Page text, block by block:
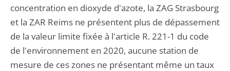
concentration en dioxyde d'azote, la ZAG Strasbourg
et la ZAR Reims ne présentent plus de dépassement
de la valeur limite fixée à l'article R. 221-1 du code
de l'environnement en 2020, aucune station de
mesure de ces zones ne présentant même un taux